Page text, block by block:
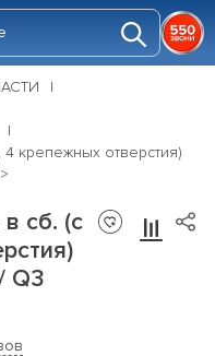
4 крепежных отверстия)
сб. (с
Q3